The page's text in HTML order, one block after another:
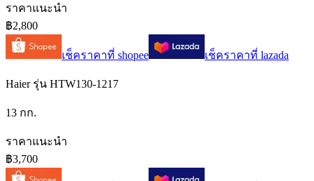
ราคาแนะนำ
฿2,800
เช็คราคาที่ shopee เช็คราคาที่ lazada
Haier รุ่น HTW130-1217
13 กก.
ราคาแนะนำ
฿3,700